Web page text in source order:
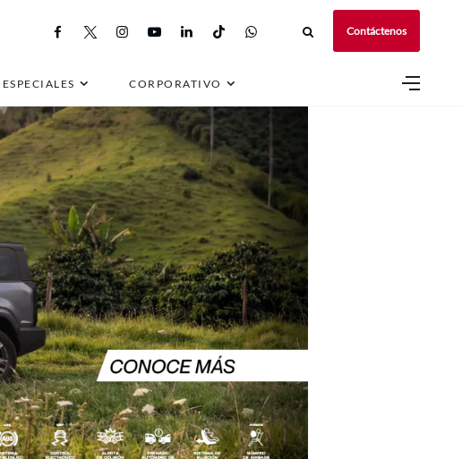
Contáctenos
ESPECIALES CORPORATIVO